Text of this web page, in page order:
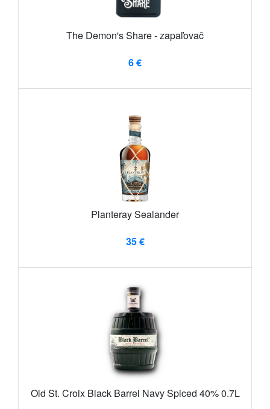
The Demon's Share - zapaľovač
6 €
Planteray Sealander
35 €
Old St. Croix Black Barrel Navy Spiced 40% 0.7L